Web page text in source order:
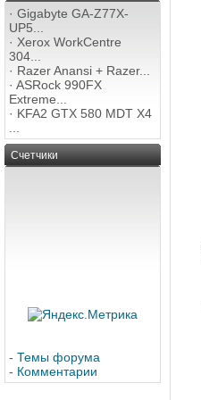
· Gigabyte GA-Z77X-
UP5...
· Xerox WorkCentre
304...
· Razer Anansi + Razer...
· ASRock 990FX
Extreme...
· KFA2 GTX 580 MDT X4
Счетчики
- Темы форума
- Комментарии